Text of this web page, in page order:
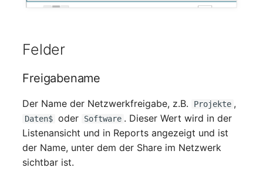
Notfallplan
Objektgruppe
Organisation
Patchfeld
Personen
Felder
Freigabename
Der Name der Netzwerkfreigabe, z.B. Projekte ,
Daten$ oder Software . Dieser Wert wird in der
Listenansicht und in Reports angezeigt und ist
der Name, unter dem der Share im Netzwerk
sichtbar ist.